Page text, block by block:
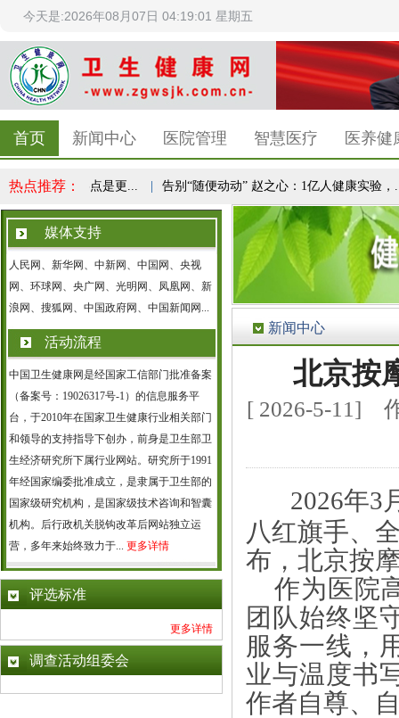
今天是:2026年08月07日 04:19:02 星期五
首页 新闻中心 医院管理 智慧医疗 医养健
热点推荐：
识，减重终点是更... | 告别“随便动动” 赵之心：1亿人健康实验，...
媒体支持
人民网、新华网、中新网、中国网、央视
网、环球网、央广网、光明网、凤凰网、新
浪网、搜狐网、中国政府网、中国新闻网...
活动流程
中国卫生健康网是经国家工信部门批准备案
（备案号：19026317号-1）的信息服务平
台，于2010年在国家卫生健康行业相关部门
和领导的支持指导下创办，前身是卫生部卫
生经济研究所下属行业网站。研究所于1991
年经国家编委批准成立，是隶属于卫生部的
国家级研究机构，是国家级技术咨询和智囊
机构。后行政机关脱钩改革后网站独立运
营，多年来始终致力于... 更多详情
评选标准
更多详情
调查活动组委会
新闻中心
北京按
[ 2026-5-11]
2026年3
八红旗手、
布，北京按
作为医院
团队始终坚
服务一线，
业与温度书
作者自尊、